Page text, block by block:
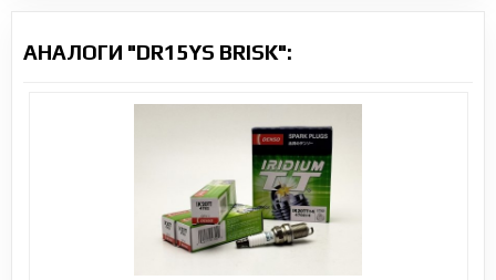
АНАЛОГИ "DR15YS BRISK":